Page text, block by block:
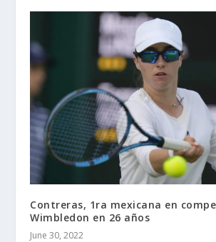
Contreras, 1ra mexicana en
Wimbledon en 26 años
June 30, 2022